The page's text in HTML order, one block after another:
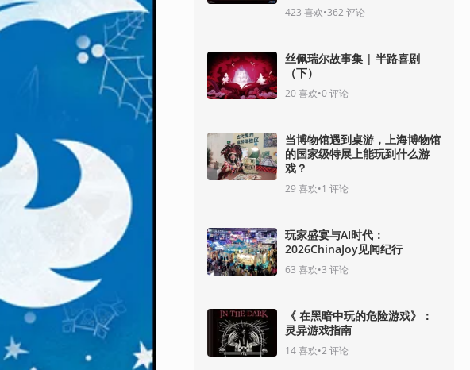
423 喜欢•362 评论
丝佩瑞尔故事集 | 半路喜剧
（下）
20喜欢•0评论
当博物馆遇到桌游，上海博物馆
的国家级特展上能玩到什么游
戏？
29 喜欢•1 评论
玩家盛宴与AI时代：
2026ChinaJoy见闻纪行
63 喜欢•3 评论
《 在黑暗中玩的危险游戏》：
灵异游戏指南
14喜欢•2 评论